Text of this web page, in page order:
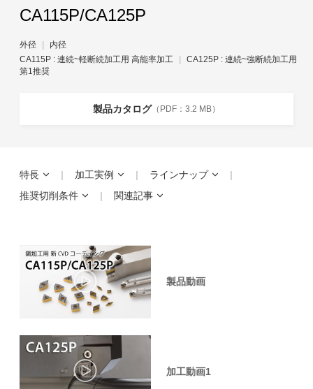
CA115P/CA125P
外径
内径
CA115P : 連続~軽断続加工用 高能率加工
CA125P : 連続~強断続加工用
第1推奨
製品カタログ 3.2 MB
特長 加工実例
ラインナップ
推奨切削条件
関連記事
製品動画
加工動画1